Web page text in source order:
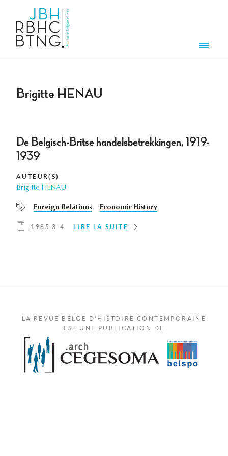
Brigitte HENAU
De Belgisch-Britse handelsbetrekkingen, 1919-
1939
AUTEUR(S)
Brigitte HENAU
Foreign Relations Economic History
1985 3-4 LIRE LA SUITE
LA REVUE BELGE D'HISTOIRE CONTEMPORAINE
EST UNE PUBLICATION DE